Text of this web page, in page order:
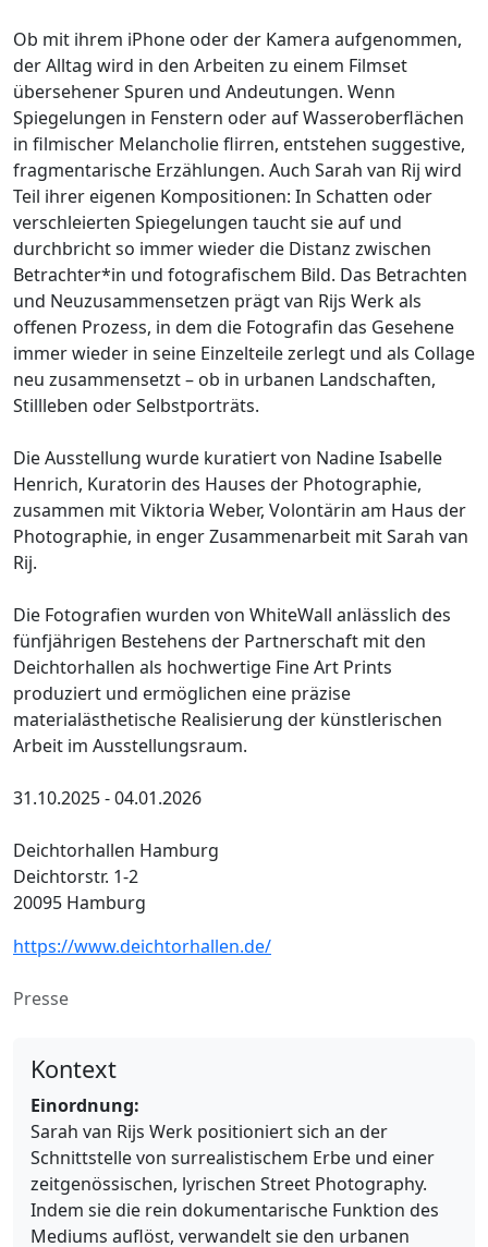
Ob mit ihrem iPhone oder der Kamera aufgenommen,
der Alltag wird in den Arbeiten zu einem Filmset
übersehener Spuren und Andeutungen. Wenn
Spiegelungen in Fenstern oder auf Wasseroberflächen
in filmischer Melancholie flirren, entstehen suggestive,
fragmentarische Erzählungen. Auch Sarah van Rij wird
Teil ihrer eigenen Kompositionen: In Schatten oder
verschleierten Spiegelungen taucht sie auf und
durchbricht so immer wieder die Distanz zwischen
Betrachter*in und fotografischem Bild. Das Betrachten
und Neuzusammensetzen prägt van Rijs Werk als
offenen Prozess, in dem die Fotografin das Gesehene
immer wieder in seine Einzelteile zerlegt und als Collage
neu zusammensetzt – ob in urbanen Landschaften,
Stillleben oder Selbstporträts.
Die Ausstellung wurde kuratiert von Nadine Isabelle
Henrich, Kuratorin des Hauses der Photographie,
zusammen mit Viktoria Weber, Volontärin am Haus der
Photographie, in enger Zusammenarbeit mit Sarah van
Rij.
Die Fotografien wurden von WhiteWall anlässlich des
fünfjährigen Bestehens der Partnerschaft mit den
Deichtorhallen als hochwertige Fine Art Prints
produziert und ermöglichen eine präzise
materialästhetische Realisierung der künstlerischen
Arbeit im Ausstellungsraum.
31.10.2025 - 04.01.2026
Deichtorhallen Hamburg
Deichtorstr. 1-2
20095 Hamburg
https://www.deichtorhallen.de/
Presse
Kontext
Einordnung:
Sarah van Rijs Werk positioniert sich an der
Schnittstelle von surrealistischem Erbe und einer
zeitgenössischen, lyrischen Street Photography.
Indem sie die rein dokumentarische Funktion des
Mediums auflöst, verwandelt sie den urbanen